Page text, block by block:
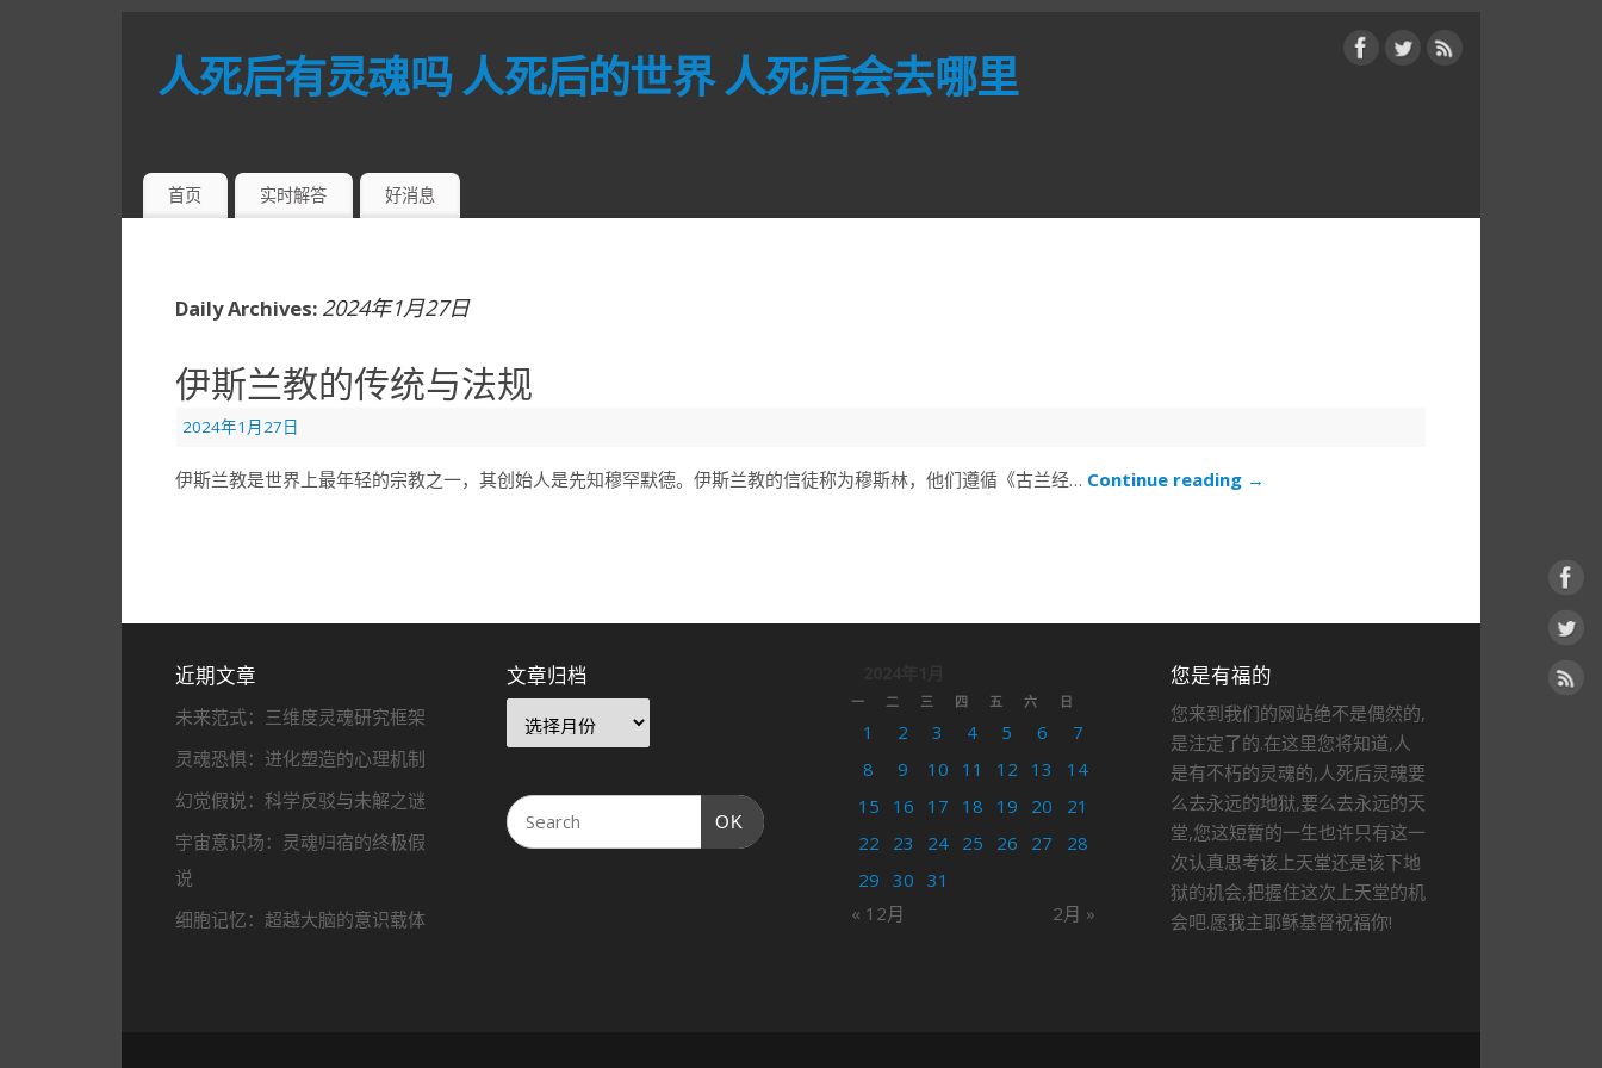
人死后有灵魂吗 人死后的世界 人死后会去哪里
首页 实时解答 好消息
Daily Archives: 2024年1月27日
伊斯兰教的传统与法规
2024年1月27日
伊斯兰教是世界上最年轻的宗教之一，其创始人是先知穆罕默德。伊斯兰教的信徒称为穆斯林，他们遵循《古兰经… Continue reading →
近期文章
未来范式：三维度灵魂研究框架
灵魂恐惧：进化塑造的心理机制
幻觉假说：科学反驳与未解之谜
宇宙意识场：灵魂归宿的终极假
说
细胞记忆：超越大脑的意识载体
文章归档
OK
一 二 三 四 五 六 日
« 12月 2月 »
1 2 3 4 5 6
7
8
9 10 11 12 13
14
15
16 17 18 19 20
21
22
23 24 25 26 27
28
29 30 31
您是有福的
您来到我们的网站绝不是偶然的,
是注定了的.在这里您将知道,人
是有不朽的灵魂的,人死后灵魂要
么去永远的地狱,要么去永远的天
堂,您这短暂的一生也许只有这一
次认真思考该上天堂还是该下地
狱的机会,把握住这次上天堂的机
会吧.愿我主耶稣基督祝福你!